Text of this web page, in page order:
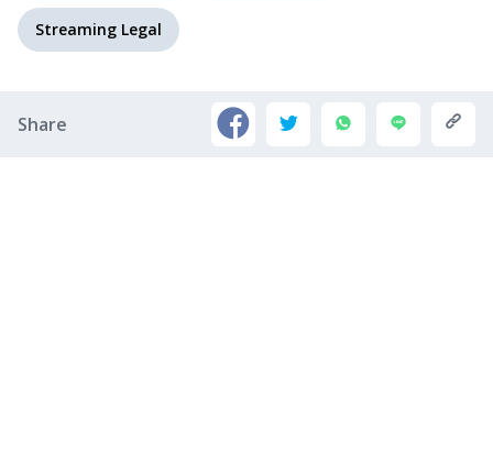
Streaming Legal
Share